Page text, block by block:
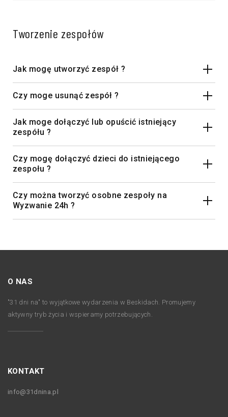
Tworzenie zespołów
Jak mogę utworzyć zespół ?
Czy moge usunąć zespół ?
Jak moge dołączyć lub opuścić istniejący
zespółu ?
Czy mogę dołączyć dzieci do istniejącego
zespołu ?
Czy można tworzyć osobne zespoły na
Wyzwanie 24h ?
O NAS
"31 dni na" to wyjątkowe wydarzenia w Beskidach. Promujemy
aktywny tryb życia i wspieramy potrzebujących.
KONTAKT
info@31dnina.pl